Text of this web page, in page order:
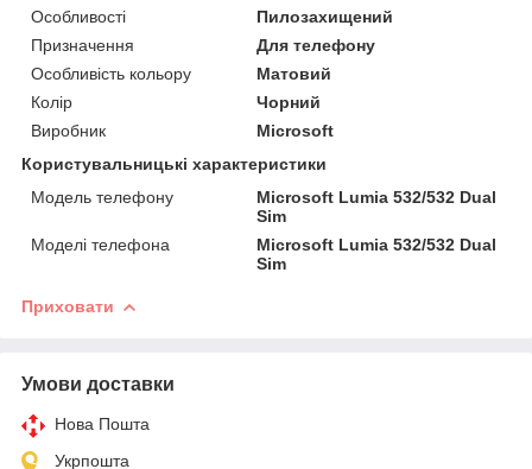
Особливості
Пилозахищений
Призначення
Для телефону
Особливість кольору
Матовий
Колір
Чорний
Виробник
Microsoft
Користувальницькі характеристики
Модель телефону
Microsoft Lumia 532/532 Dual
Sim
Моделі телефона
Microsoft Lumia 532/532 Dual
Sim
Приховати
Умови доставки
Нова Пошта
Укрпошта